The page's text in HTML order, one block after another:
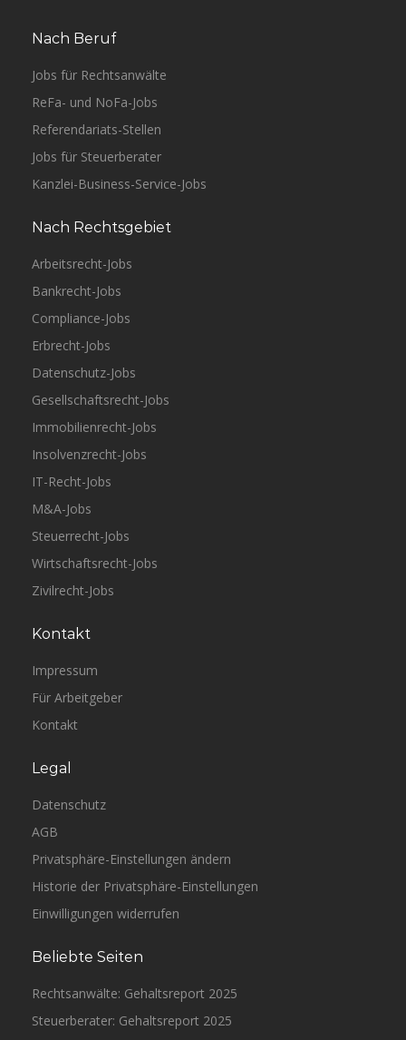
Nach Beruf
Jobs für Rechtsanwälte
ReFa- und NoFa-Jobs
Referendariats-Stellen
Jobs für Steuerberater
Kanzlei-Business-Service-Jobs
Nach Rechtsgebiet
Arbeitsrecht-Jobs
Bankrecht-Jobs
Compliance-Jobs
Erbrecht-Jobs
Datenschutz-Jobs
Gesellschaftsrecht-Jobs
Immobilienrecht-Jobs
Insolvenzrecht-Jobs
IT-Recht-Jobs
M&A-Jobs
Steuerrecht-Jobs
Wirtschaftsrecht-Jobs
Zivilrecht-Jobs
Kontakt
Impressum
Für Arbeitgeber
Kontakt
Legal
Datenschutz
AGB
Privatsphäre-Einstellungen ändern
Historie der Privatsphäre-Einstellungen
Einwilligungen widerrufen
Beliebte Seiten
Rechtsanwälte: Gehaltsreport 2025
Steuerberater: Gehaltsreport 2025